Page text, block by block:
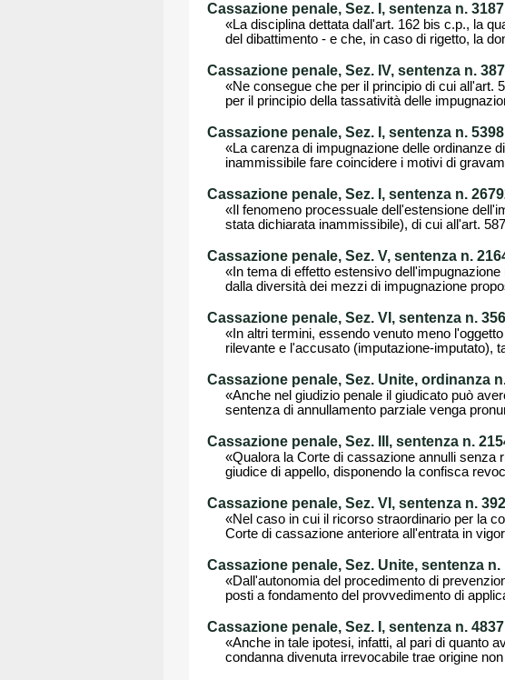
Cassazione penale, Sez. I, sentenza n.
«La disciplina dettata dall'art. 162 bis c.p., la
del dibattimento - e che, in caso di rigetto, la
Cassazione penale, Sez. IV, sentenza n.
«Ne consegue che per il principio di cui all'art.
per il principio della tassatività delle
Cassazione penale, Sez. I, sentenza n.
«La carenza di impugnazione delle ordinanze
inammissibile fare coincidere i motivi di
Cassazione penale, Sez. I, sentenza n.
«Il fenomeno processuale dell'estensione
stata dichiarata inammissibile), di cui all'art.
Cassazione penale, Sez. V, sentenza n.
«In tema di effetto estensivo
dalla diversità dei mezzi di impugnazione
Cassazione penale, Sez. VI, sentenza n.
«In altri termini, essendo venuto meno
rilevante e l'accusato (imputazione-imputato),
Cassazione penale, Sez. Unite, ordinanza
«Anche nel giudizio penale il giudicato può
sentenza di annullamento parziale venga
Cassazione penale, Sez. III, sentenza n.
«Qualora la Corte di cassazione annulli senza
giudice di appello, disponendo la confisca
Cassazione penale, Sez. VI, sentenza n.
«Nel caso in cui il ricorso straordinario per la
Corte di cassazione anteriore all'entrata in
Cassazione penale, Sez. Unite, sentenza n.
«Dall'autonomia del procedimento di
posti a fondamento del provvedimento di
Cassazione penale, Sez. I, sentenza n.
«Anche in tale ipotesi, infatti, al pari di quanto
condanna divenuta irrevocabile trae origine